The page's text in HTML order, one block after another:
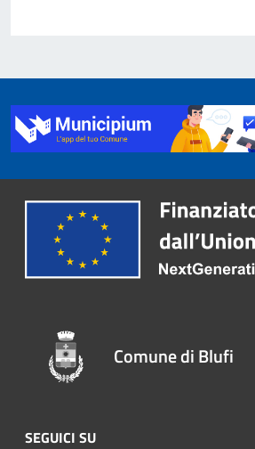
Comune di Blufi
SEGUICI SU